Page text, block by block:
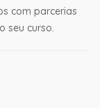
com parcerias
seu curso.